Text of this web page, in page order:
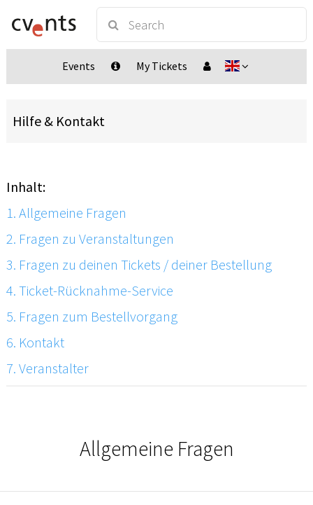
Events My Tickets
Hilfe & Kontakt
Inhalt:
1. Allgemeine Fragen
2. Fragen zu Veranstaltungen
3. Fragen zu deinen Tickets / deiner Bestellung
4. Ticket-Rücknahme-Service
5. Fragen zum Bestellvorgang
6. Kontakt
7. Veranstalter
Allgemeine Fragen